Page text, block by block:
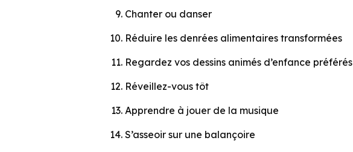
Chanter ou danser
Réduire les denrées alimentaires transformées
Regardez vos dessins animés d’enfance préférés
Réveillez-vous tôt
Apprendre à jouer de la musique
S’asseoir sur une balançoire